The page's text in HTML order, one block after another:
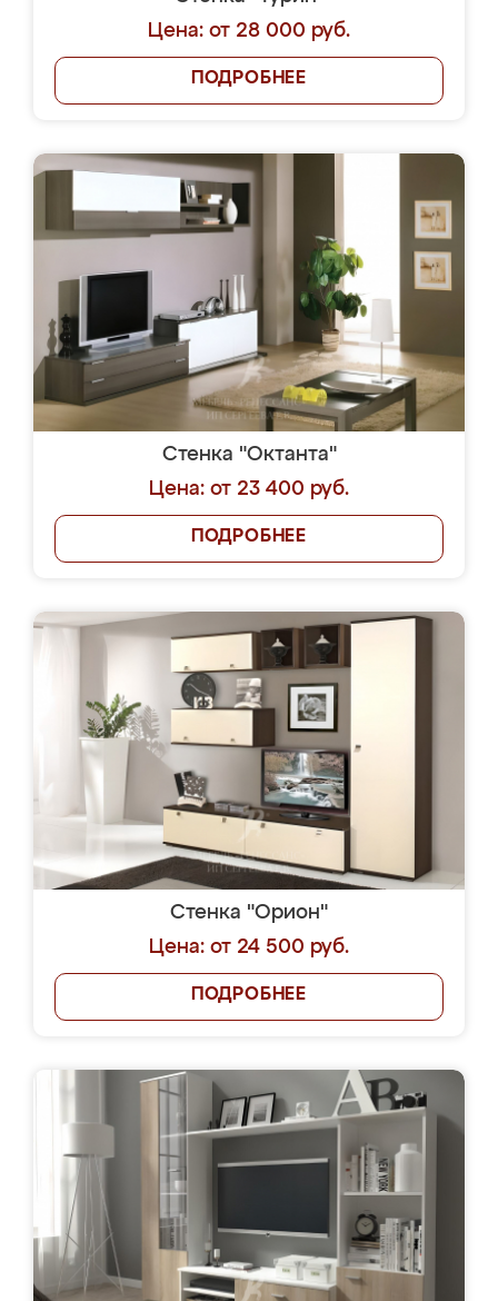
Цена: от 28 000 руб.
ПОДРОБНЕЕ
Стенка "Октанта"
Цена: от 23 400 руб.
ПОДРОБНЕЕ
Стенка "Орион"
Цена: от 24 500 руб.
ПОДРОБНЕЕ